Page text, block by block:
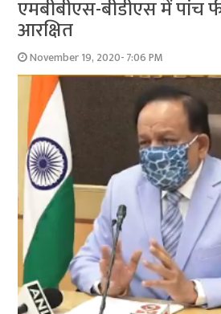
एमबीबीएस-बीडीएस में पांच
आरक्षित
November 19, 2020- 7:06 PM